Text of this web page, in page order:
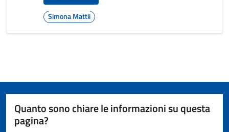
Simona Mattii
Quanto sono chiare le informazioni su questa
pagina?